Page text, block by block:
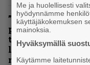
”Metallica ei ole
pelännyt kehittyä
tarkistelussa 30
levy, joka jakaa
mielipiteet
Me ja huolellisesti
hyödynnämme
käyttäjäkokemuksen
mainoksia.
Hyväksymällä
Käytämme